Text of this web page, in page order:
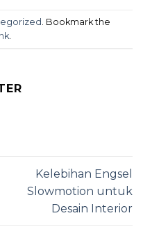
. Bookmark the
Kelebihan Engsel
Slowmotion untuk
Desain Interior